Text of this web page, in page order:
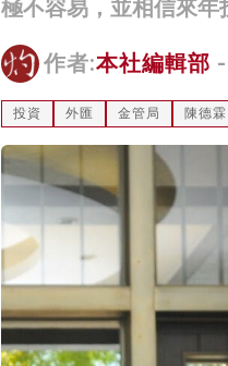
極不容易，並相信來年
作者:本社編輯部
投資 外匯 金管局 陳德霖